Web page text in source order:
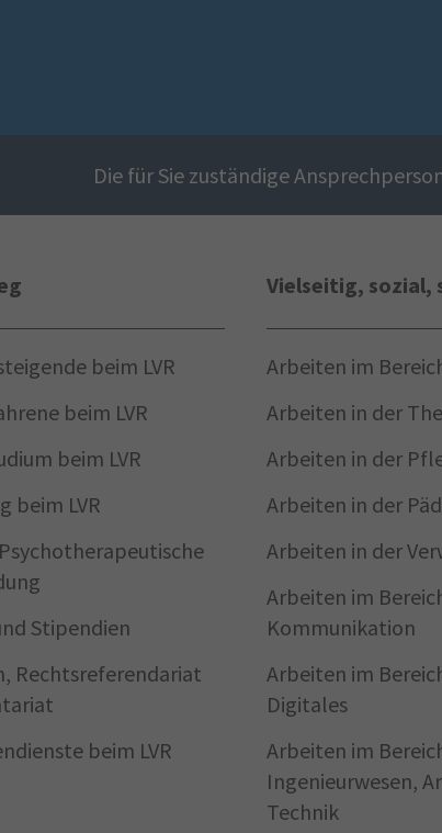
Die für Sie zuständige
beim LVR
beim LVR
beim LVR
beim LVR
Stipendien
Rechtsreferendariat
beim LVR
Vielseitig, sozial,
Arbeiten im
Arbeiten in der
Arbeiten in der
Arbeiten in der
Arbeiten in der
Arbeiten im
Kommunikation
Arbeiten im
Digitales
Arbeiten im
Ingenieurwesen,
Technik